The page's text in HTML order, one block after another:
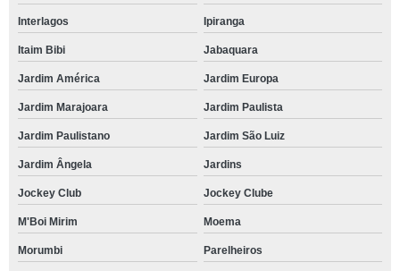
Interlagos Ipiranga
Itaim Bibi Jabaquara
Jardim América Jardim Europa
Jardim Marajoara Jardim Paulista
Jardim Paulistano Jardim São Luiz
Jardim Ângela Jardins
Jockey Club Jockey Clube
M'Boi Mirim Moema
Morumbi Parelheiros